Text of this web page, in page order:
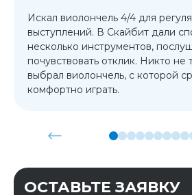
Искал виолончель 4/4 для
выступлений. В Скайбит дали
несколько инструментов,
почувствовать отклик. Никто не
выбрал виолончель, с которой
комфортно играть.
ОСТАВЬТЕ ЗАЯВКУ